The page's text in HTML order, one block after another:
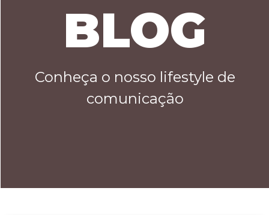
BLOG
Conheça o nosso lifestyle de
comunicação